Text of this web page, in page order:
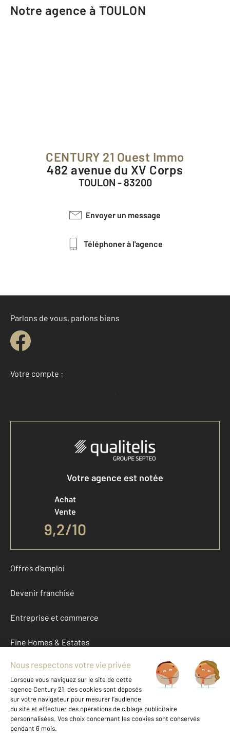
Notre agence à TOULON
CENTURY 21 Ouest Immo
482 avenue du XV Corps
TOULON - 83200
Envoyer un message
Téléphoner à l'agence
Parlons de vous, parlons biens
Votre compte :
Accéder à mon compte
Votre agence est notée
Achat
Vente
9,2/10
Offres d'emploi
Devenir franchisé
Entreprise et commerce
Fine Homes & Estates
À propos
International
Nous contacter